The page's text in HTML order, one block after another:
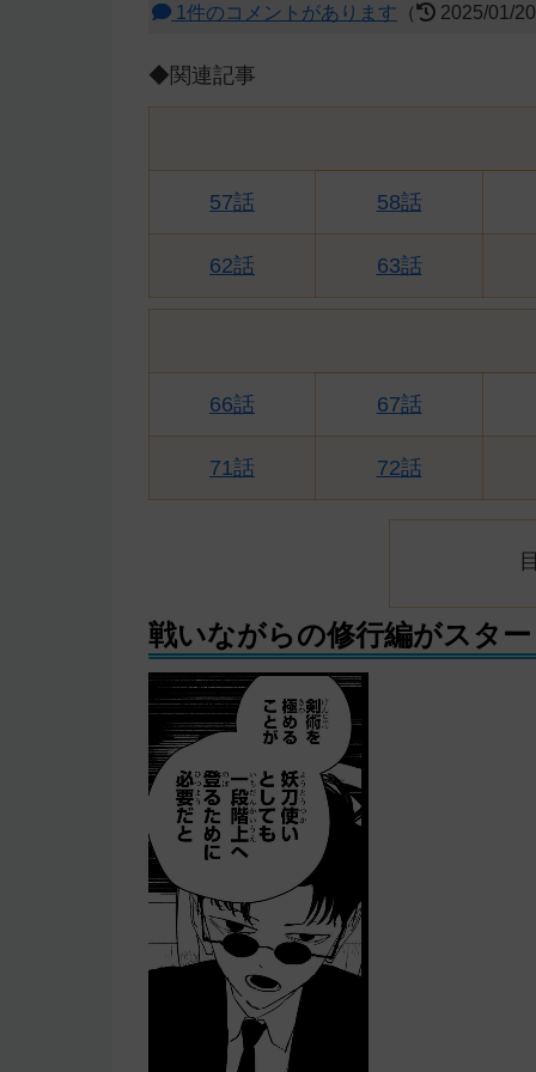
1件のコメントがあります （ 2025/01/
◆関連記事
57話 58話
62話 63話
66話 67話
71話 72話
戦いながらの修行編がスタ